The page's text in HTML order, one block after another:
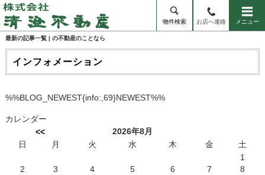
物件検索 お店へ連絡 メニュー
最新の記事一覧 | の不動産のことなら
インフォメーション
%%BLOG_NEWEST{info:,69}NEWEST%%
カレンダー
<<
2026年8月
日
月 火 水 木 金
土
1
2
3 4 5 6 7
8